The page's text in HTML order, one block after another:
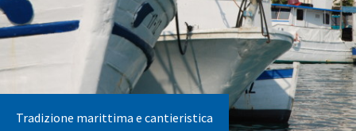
Tradizione marittima e cantieristica